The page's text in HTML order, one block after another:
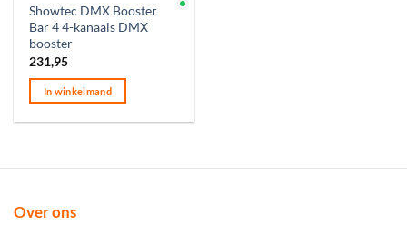
Op voorraad
Showtec DMX Booster
Bar 4 4-kanaals DMX
booster
231,95
In winkelmand
Over ons